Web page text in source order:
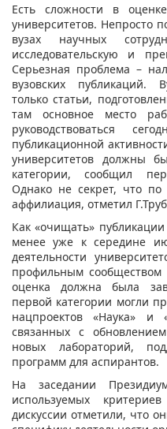
Есть сложности в
университетов. Непросто
вузах научных
исследовательскую и
Серьезная проблема –
вузовских публикаций.
только статьи,
там основное место
руководствоваться
публикационной
университетов должны
категории, сообщил
Однако не секрет, что по
аффилиация, отметил
Как «очищать»
менее уже к середине
деятельности
профильным
оценка должна была
первой категории могли
нацпроектов «Наука» и
связанных с
новых лабораторий,
программ для аспирантов.
На заседании
используемых
дискуссии отметили, что